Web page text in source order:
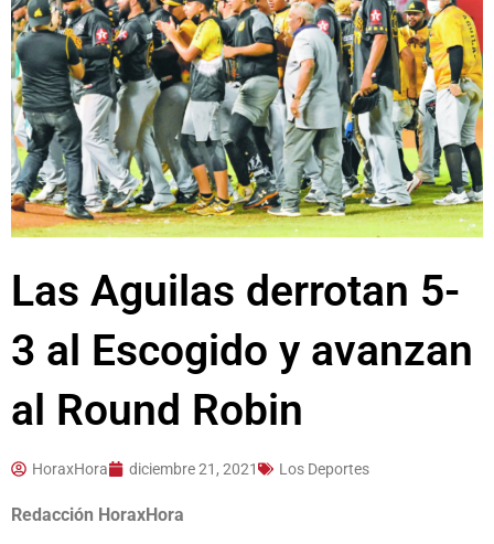
Las Aguilas derrotan 5-
3 al Escogido y avanzan
al Round Robin
HoraxHora diciembre 21, 2021 Los Deportes
Redacción HoraxHora